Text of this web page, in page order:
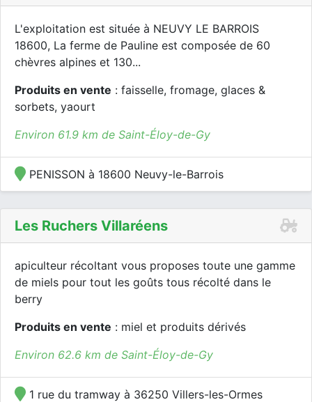
L'exploitation est située à NEUVY LE BARROIS
18600, La ferme de Pauline est composée de 60
chèvres alpines et 130...
Produits en vente : faisselle, fromage, glaces &
sorbets, yaourt
Environ 61.9 km de Saint-Éloy-de-Gy
PENISSON à 18600 Neuvy-le-Barrois
Les Ruchers Villaréens
apiculteur récoltant vous proposes toute une gamme
de miels pour tout les goûts tous récolté dans le
berry
Produits en vente : miel et produits dérivés
Environ 62.6 km de Saint-Éloy-de-Gy
1 rue du tramway à 36250 Villers-les-Ormes